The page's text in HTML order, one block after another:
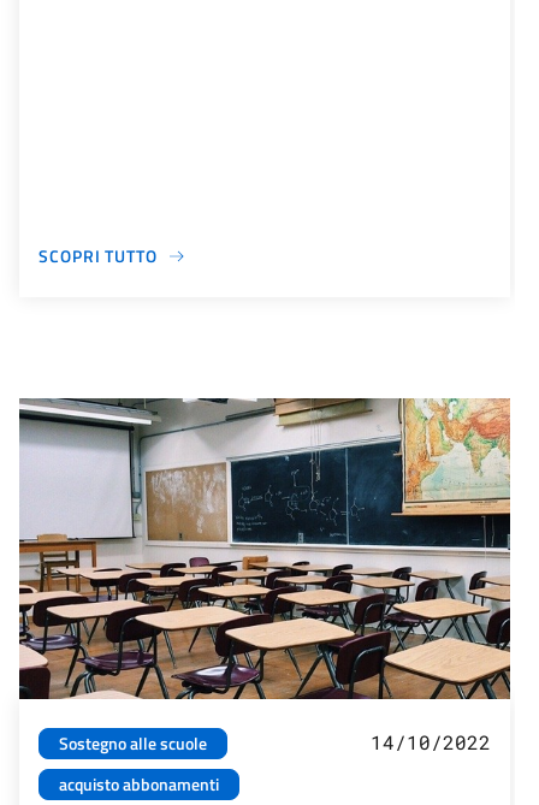
SCOPRI TUTTO
Sostegno alle scuole
acquisto abbonamenti
14/10/2022